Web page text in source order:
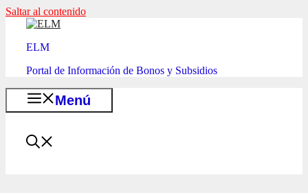
Saltar al contenido
ELM
Portal de Información de Bonos y Subsidios
Menú